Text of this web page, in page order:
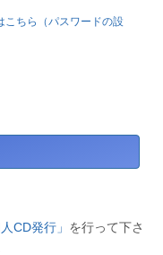
こちら（パスワードの設
人CD発行」 を行って下さ